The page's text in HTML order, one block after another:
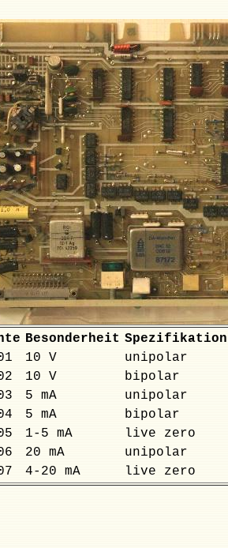
Besonderheit Spezifikation
10 V
unipolar
10 V
bipolar
5 mA
unipolar
5 mA
bipolar
1-5 mA
live zero
20 mA
unipolar
4-20 mA live zero